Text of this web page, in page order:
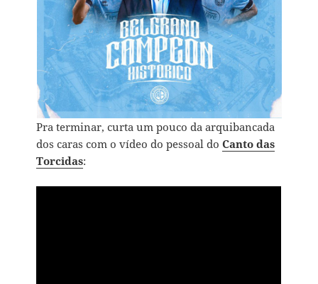
Pra terminar, curta um pouco da arquibancada
dos caras com o vídeo do pessoal doCanto das
Torcidas: